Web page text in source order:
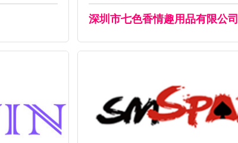
深圳市七色香情趣用品有限公司